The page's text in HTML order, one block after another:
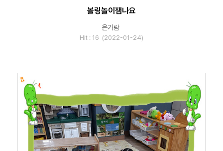
볼링놀이잼나요
은가람
Hit : 16 (2022-01-24)